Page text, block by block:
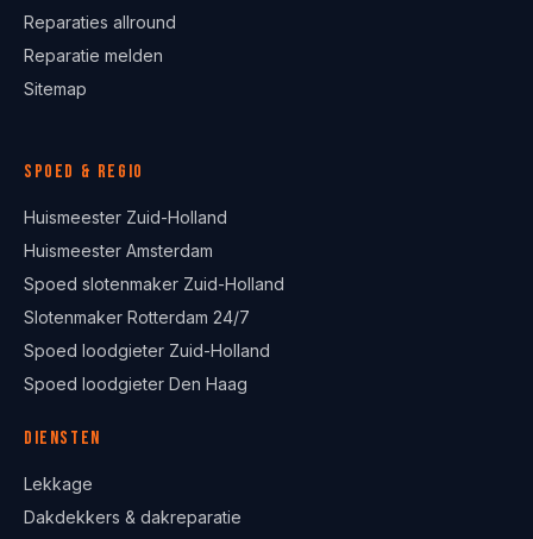
Reparaties allround
Reparatie melden
Sitemap
Spoed & regio
Huismeester Zuid-Holland
Huismeester Amsterdam
Spoed slotenmaker Zuid-Holland
Slotenmaker Rotterdam 24/7
Spoed loodgieter Zuid-Holland
Spoed loodgieter Den Haag
Diensten
Lekkage
Dakdekkers & dakreparatie